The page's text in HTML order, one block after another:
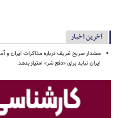
آخرین اخبار
هشدار صریح ظریف درباره مذاکرات ایران و
ایران نباید برای «دفع شر» امتیاز بدهد